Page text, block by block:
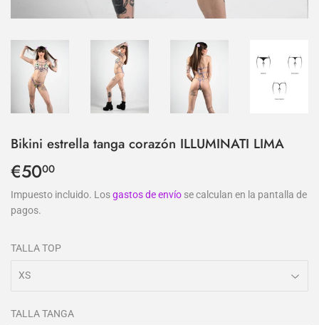
Bikini estrella tanga corazón ILLUMINATI LIMA
€5000
Impuesto incluido. Losgastos de envío se calculan en la pantalla de
pagos.
TALLA TOP
TALLA TANGA